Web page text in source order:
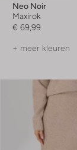
Neo Noir
Maxirok
€ 69,99
+ meer kleuren